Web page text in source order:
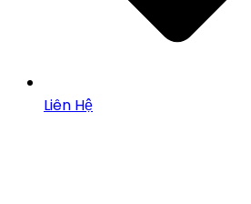
Liên Hệ